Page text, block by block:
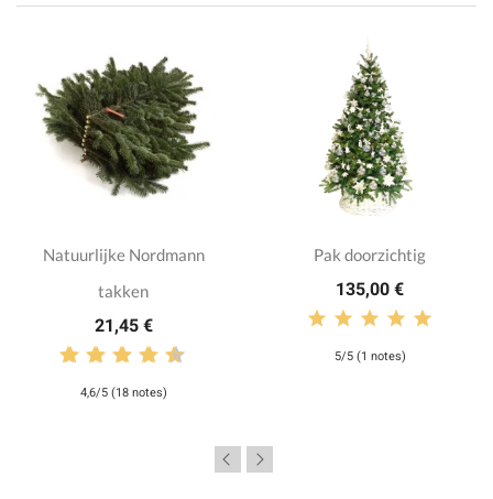
Natuurlijke Nordmann
takken
21,45 €
4,6/5 (18 notes)
Pak doorzichtig
135,00 €
5/5 (1 notes)